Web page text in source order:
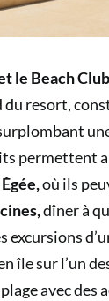
le Beach Club
resort,
permettent
où ils
dîner à
île sur l’un
avec des